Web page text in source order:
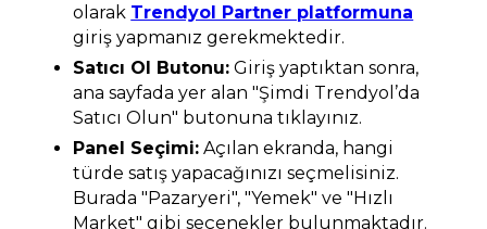
olarak Trendyol Partner platformuna
giriş yapmanız gerekmektedir.
Satıcı Ol Butonu: Giriş yaptıktan sonra,
ana sayfada yer alan "Şimdi Trendyol’da
Satıcı Olun" butonuna tıklayınız.
Panel Seçimi: Açılan ekranda, hangi
türde satış yapacağınızı seçmelisiniz.
Burada "Pazaryeri", "Yemek" ve "Hızlı
Market" gibi seçenekler bulunmaktadır.